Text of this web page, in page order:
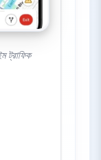
ট্রাফিক